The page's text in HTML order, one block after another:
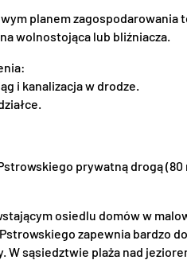
planem zagospodarowania
wolnostojąca lub bliźniacza.
i kanalizacja w drodze.
prywatną drogą (80
osiedlu domów w
zapewnia bardzo
W sąsiedztwie plaża nad